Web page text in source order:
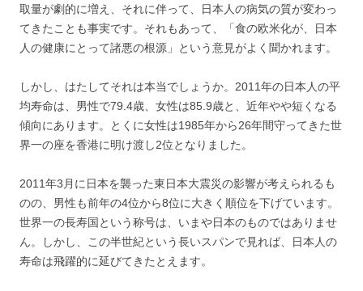
取量が劇的に増え、それに伴って、日本人の病気の質が変わっ
てきたことも事実です。それもあって、「食の欧米化が、日本
人の健康にとって諸悪の根源」という意見がよく聞かれます。
しかし、はたしてそれは本当でしょうか。2011年の日本人の平
均寿命は、男性で79.4歳、女性は85.9歳と、近年やや短くなる
傾向にあります。とくに女性は1985年から26年間守ってきた世
界一の座を香港に明け渡し2位となりました。
2011年3月に日本を襲った東日本大震災の影響が考えられるも
のの、男性も前年の4位から8位に大きく順位を下げています。
世界一の長寿国という称号は、いまや日本のものではありませ
ん。しかし、この半世紀という長いスパンで見れば、日本人の
寿命は飛躍的に延びてきたとえます。